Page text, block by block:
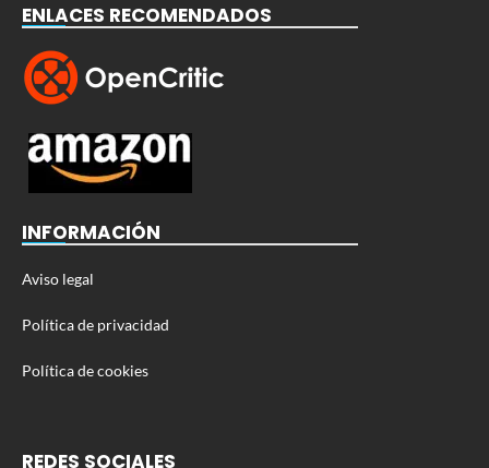
ENLACES RECOMENDADOS
INFORMACIÓN
Aviso legal
Política de privacidad
Política de cookies
REDES SOCIALES